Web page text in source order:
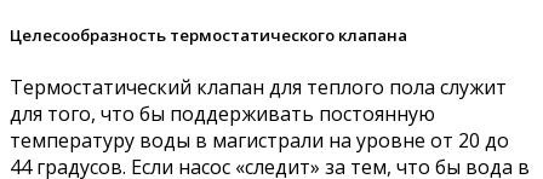
Целесообразность термостатического клапана
Термостатический клапан для теплого пола служит
для того, что бы поддерживать постоянную
температуру воды в магистрали на уровне от 20 до
44 градусов. Если насос «следит» за тем, что бы вода в